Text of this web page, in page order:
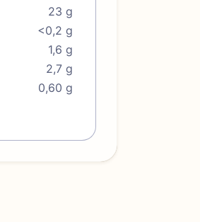
23 g
<0,2 g
1,6 g
2,7 g
0,60 g